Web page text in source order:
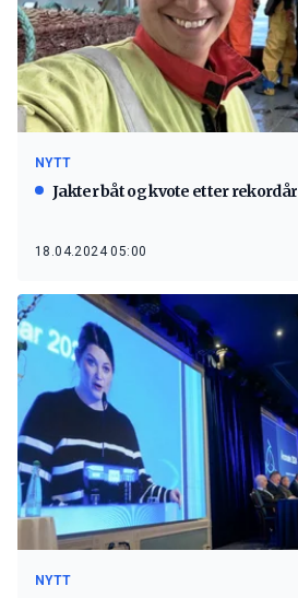
NYTT
Jakter båt og kvote etter rekordår
18.04.2024 05:00
NYTT